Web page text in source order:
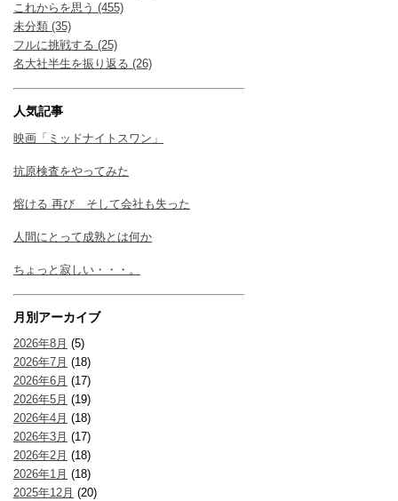
これからを思う (455)
未分類 (35)
フルに挑戦する (25)
名大社半生を振り返る (26)
人気記事
映画「ミッドナイトスワン」
抗原検査をやってみた
熔ける 再び そして会社も失った
人間にとって成熟とは何か
ちょっと寂しい・・・。
月別アーカイブ
2026年8月 (5)
2026年7月 (18)
2026年6月 (17)
2026年5月 (19)
2026年4月 (18)
2026年3月 (17)
2026年2月 (18)
2026年1月 (18)
2025年12月 (20)